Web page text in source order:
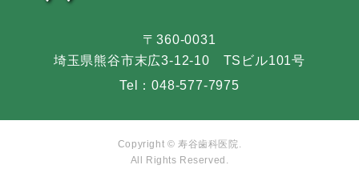
〒360-0031
埼玉県熊谷市末広3-12-10 TSビル101号
Tel：048-577-7975
Copyright © 寿谷歯科医院.
All Rights Reserved.